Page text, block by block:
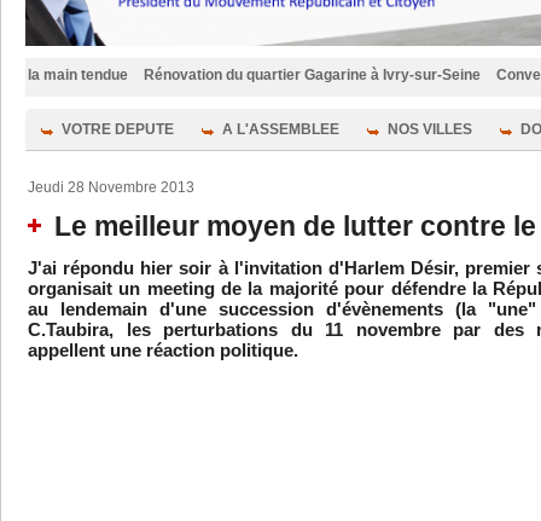
tendue Rénovation du quartier Gagarine à Ivry-sur-Seine Convention
VOTRE DEPUTE A L'ASSEMBLEE NOS VILLES
Jeudi 28 Novembre 2013
Le meilleur moyen de lutter contre
J'ai répondu hier soir à l'invitation d'Harlem Désir, premier
organisait un meeting de la majorité pour défendre la
au lendemain d'une succession d'évènements (la
C.Taubira, les perturbations du 11 novembre par des
appellent une réaction politique.